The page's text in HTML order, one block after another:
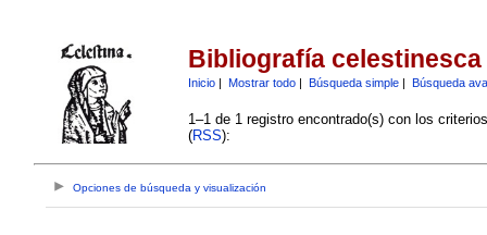
Bibliografía celestinesca
Inicio| Mostrar todo| Búsqueda simple| Búsqueda
1–1 de 1 registro encontrado(s) con los
(RSS):
Opciones de búsqueda y visualización